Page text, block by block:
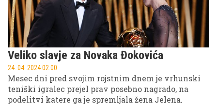
Veliko slavje za Novaka Đokovića
24. 04. 2024 02.00
Mesec dni pred svojim rojstnim dnem je vrhunski
teniški igralec prejel prav posebno nagrado, na
podelitvi katere ga je spremljala žena Jelena.